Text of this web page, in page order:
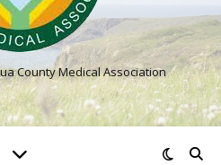
County Medical Association